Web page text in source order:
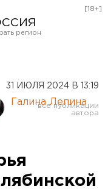
[18+]
31 ИЮЛЯ 2024 В 13:19
Галина Лепина